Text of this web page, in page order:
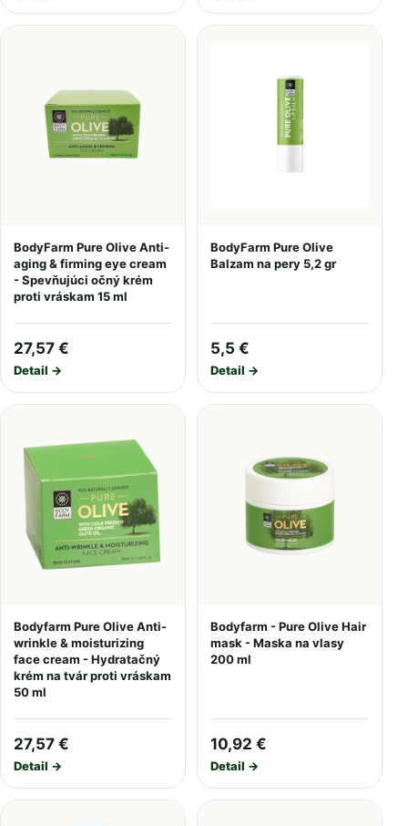
BodyFarm Pure Olive Anti-
aging & firming eye cream
- Spevňujúci očný krém
proti vráskam 15 ml
27,57 €
Detail →
BodyFarm Pure Olive
Balzam na pery 5,2 gr
5,5 €
Detail →
Bodyfarm Pure Olive Anti-
wrinkle & moisturizing
face cream - Hydratačný
krém na tvár proti vráskam
50 ml
27,57 €
Detail →
Bodyfarm - Pure Olive Hair
mask - Maska na vlasy
200 ml
10,92 €
Detail →